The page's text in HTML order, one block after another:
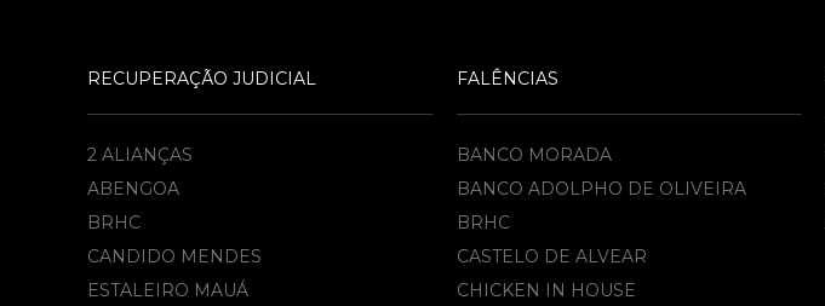
RECUPERAÇÃO JUDICIAL
2 ALIANÇAS
ABENGOA
BRHC
CANDIDO MENDES
ESTALEIRO MAUÁ
FALÊNCIAS
BANCO MORADA
BANCO ADOLPHO DE OLIVEIRA
BRHC
CASTELO DE ALVEAR
CHICKEN IN HOUSE